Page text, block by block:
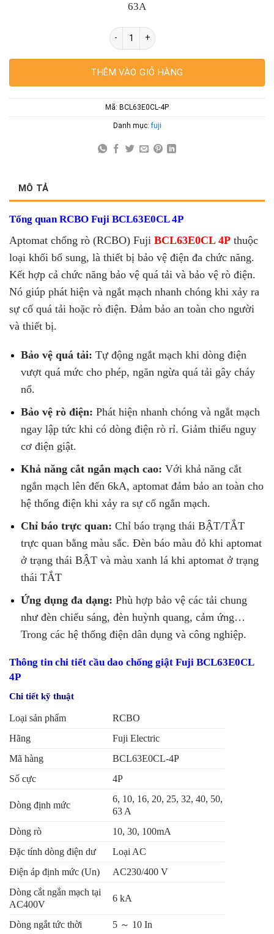
63A
Aptomat chống rò (RCBO) Fuji
THÊM VÀO GIỎ HÀNG
Mã: BCL63E0CL-4P
Danh mục:fuji
MÔ TẢ
Tổng quan RCBO Fuji BCL63E0CL 4P
Aptomat chống rò (RCBO) Fuji BCL63E0CL 4P thuộc
loại khối bổ sung, là thiết bị bảo vệ điện đa chức năng.
Kết hợp cả chức năng bảo vệ quá tải và bảo vệ rò điện.
Nó giúp phát hiện và ngắt mạch nhanh chóng khi xảy ra
sự cố quá tải hoặc rò điện. Đảm bảo an toàn cho người
và thiết bị.
Bảo vệ quá tải: Tự động ngắt mạch khi dòng điện
vượt quá mức cho phép, ngăn ngừa quá tải gây cháy
nổ.
Bảo vệ rò điện: Phát hiện nhanh chóng và ngắt mạch
ngay lập tức khi có dòng điện rò rỉ. Giảm thiểu nguy
cơ điện giật.
Khả năng cắt ngắn mạch cao: Với khả năng cắt
ngắn mạch lên đến 6kA, aptomat đảm bảo an toàn cho
hệ thống điện khi xảy ra sự cố ngắn mạch.
Chỉ báo trực quan: Chỉ báo trạng thái BẬT/TẮT
trực quan bằng màu sắc. Đèn báo màu đỏ khi aptomat
ở trạng thái BẬT và màu xanh lá khi aptomat ở trạng
thái TẮT
Ứng dụng đa dạng: Phù hợp bảo vệ các tải chung
như đèn chiếu sáng, đèn huỳnh quang, cảm ứng…
Trong các hệ thống điện dân dụng và công nghiệp.
Thông tin chi tiết cầu dao chống giật Fuji BCL63E0CL
4P
Chi tiết kỹ thuật
Loại sản phẩm
RCBO
Hãng
Fuji Electric
Mã hàng
BCL63E0CL-4P
Số cực
4P
Dòng định mức
6, 10, 16, 20, 25, 32, 40, 50,
63 A
Dòng rò
10, 30, 100mA
Đặc tính dòng điện dư
Loại AC
Điện áp định mức (Un)
AC230/400 V
Dòng cắt ngắn mạch tại
AC400V
6 kA
Dòng ngắt tức thời 5 ～ 10 In